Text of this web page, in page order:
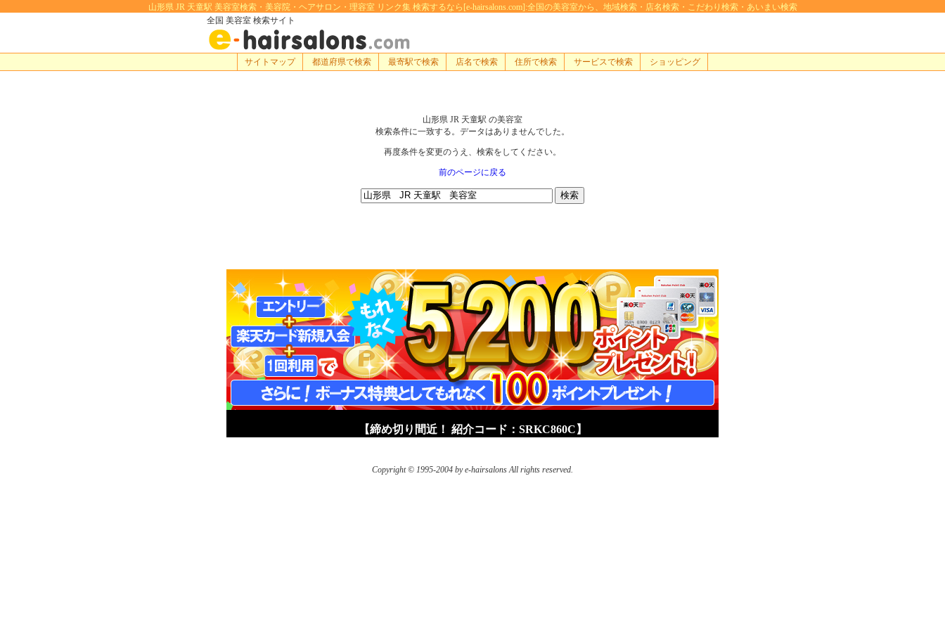
山形県 JR 天童駅 美容室検索・美容院・ヘアサロン・理容室 リンク集 検索するなら[e-hairsalons.com]:全国の美容室から、地域検索・店名検索・こだわり検索・あいまい検索
全国 美容室 検索サイト
サイトマップ 都道府県で検索 最寄駅で検索 店名で検索 住所で検索 サービスで検索 ショッピング
山形県 JR 天童駅 の美容室
検索条件に一致する。データはありませんでした。
再度条件を変更のうえ、検索をしてください。
前のページに戻る
【締め切り間近！ 紹介コード：SRKC860C】
Copyright © 1995-2004 by e-hairsalons All rights reserved.